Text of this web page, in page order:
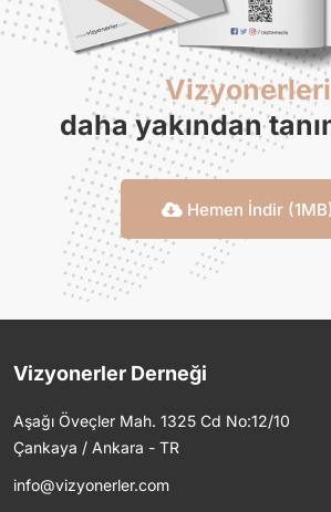
Vizyonerleri
daha yakından
Hemen İndir (1MB)
Vizyonerler Derneği
Aşağı Öveçler Mah. 1325 Cd No:12/10
Çankaya / Ankara - TR
info@vizyonerler.com